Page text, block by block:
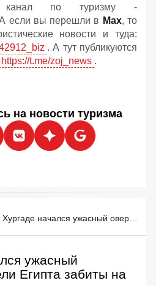
канал по туризму -
если вы перешли в Мах, то
новости и туда:
. А тут публикуются
https://t.me/zoj_news .
на новости туризма
ужасный
Египта забиты на